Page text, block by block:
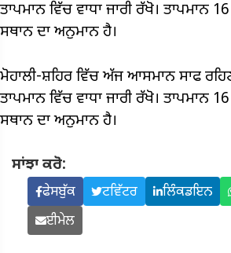
ਤਾਪਮਾਨ ਵਿੱਚ ਵਾਧਾ ਜਾਰੀ ਰੱਖੋ। ਤਾਪਮਾਨ
ਸਥਾਨ ਦਾ ਅਨੁਮਾਨ ਹੈ।
ਮੋਹਾਲੀ-ਸ਼ਹਿਰ ਵਿੱਚ ਅੱਜ ਆਸਮਾਨ ਸਾਫ
ਤਾਪਮਾਨ ਵਿੱਚ ਵਾਧਾ ਜਾਰੀ ਰੱਖੋ। ਤਾਪਮਾਨ
ਸਥਾਨ ਦਾ ਅਨੁਮਾਨ ਹੈ।
ਸਾਂਝਾ ਕਰੋ:
ਫੇਸਬੁੱਕ ਟਵਿੱਟਰ ਲਿੰਕਡਇਨ
ਈਮੇਲ